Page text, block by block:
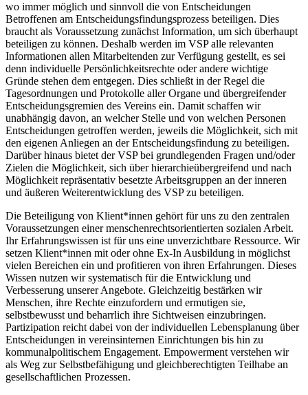
wo immer möglich und sinnvoll die von Entscheidungen
Betroffenen am Entscheidungsfindungsprozess beteiligen. Dies
braucht als Voraussetzung zunächst Information, um sich überhaupt
beteiligen zu können. Deshalb werden im VSP alle relevanten
Informationen allen Mitarbeitenden zur Verfügung gestellt, es sei
denn individuelle Persönlichkeitsrechte oder andere wichtige
Gründe stehen dem entgegen. Dies schließt in der Regel die
Tagesordnungen und Protokolle aller Organe und übergreifender
Entscheidungsgremien des Vereins ein. Damit schaffen wir
unabhängig davon, an welcher Stelle und von welchen Personen
Entscheidungen getroffen werden, jeweils die Möglichkeit, sich mit
den eigenen Anliegen an der Entscheidungsfindung zu beteiligen.
Darüber hinaus bietet der VSP bei grundlegenden Fragen und/oder
Zielen die Möglichkeit, sich über hierarchieübergreifend und nach
Möglichkeit repräsentativ besetzte Arbeitsgruppen an der inneren
und äußeren Weiterentwicklung des VSP zu beteiligen.
Die Beteiligung von Klient*innen gehört für uns zu den zentralen
Voraussetzungen einer menschenrechtsorientierten sozialen Arbeit.
Ihr Erfahrungswissen ist für uns eine unverzichtbare Ressource. Wir
setzen Klient*innen mit oder ohne Ex-In Ausbildung in möglichst
vielen Bereichen ein und profitieren von ihren Erfahrungen. Dieses
Wissen nutzen wir systematisch für die Entwicklung und
Verbesserung unserer Angebote. Gleichzeitig bestärken wir
Menschen, ihre Rechte einzufordern und ermutigen sie,
selbstbewusst und beharrlich ihre Sichtweisen einzubringen.
Partizipation reicht dabei von der individuellen Lebensplanung über
Entscheidungen in vereinsinternen Einrichtungen bis hin zu
kommunalpolitischem Engagement. Empowerment verstehen wir
als Weg zur Selbstbefähigung und gleichberechtigten Teilhabe an
gesellschaftlichen Prozessen.